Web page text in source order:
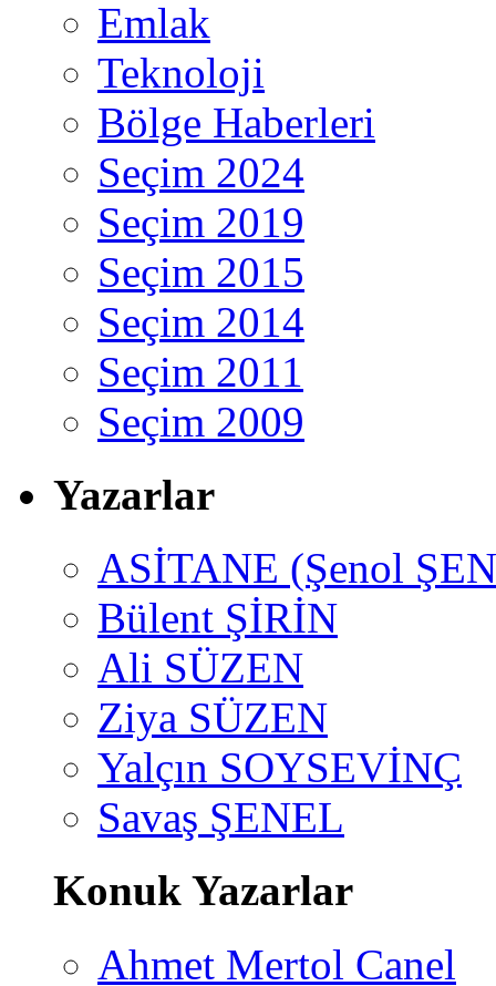
Emlak
Teknoloji
Bölge Haberleri
Seçim 2024
Seçim 2019
Seçim 2015
Seçim 2014
Seçim 2011
Seçim 2009
Yazarlar
ASİTANE (Şenol
Bülent ŞİRİN
Ali SÜZEN
Ziya SÜZEN
Yalçın SOYSEVİNÇ
Savaş ŞENEL
Konuk Yazarlar
Ahmet Mertol Canel